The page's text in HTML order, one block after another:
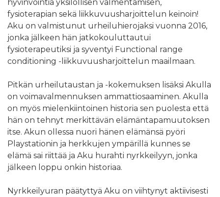
hyvinvointia yksilöllisen valmentamisen,
fysioterapian sekä liikkuvuusharjoittelun keinoin!
Aku on valmistunut urheiluhierojaksi vuonna 2016,
jonka jälkeen hän jatkokouluttautui
fysioterapeutiksi ja syventyi Functional range
conditioning -liikkuvuusharjoittelun maailmaan.
Pitkän urheilutaustan ja -kokemuksen lisäksi Akulla
on voimavalmennuksen ammattiosaaminen. Akulla
on myös mielenkiintoinen historia sen puolesta että
hän on tehnyt merkittävän elämäntapamuutoksen
itse. Akun ollessa nuori hänen elämänsä pyöri
Playstationin ja herkkujen ympärillä kunnes se
elämä sai riittää ja Aku hurahti nyrkkeilyyn, jonka
jälkeen loppu onkin historiaa.
Nyrkkeilyuran päätyttyä Aku on viihtynyt aktiivisesti